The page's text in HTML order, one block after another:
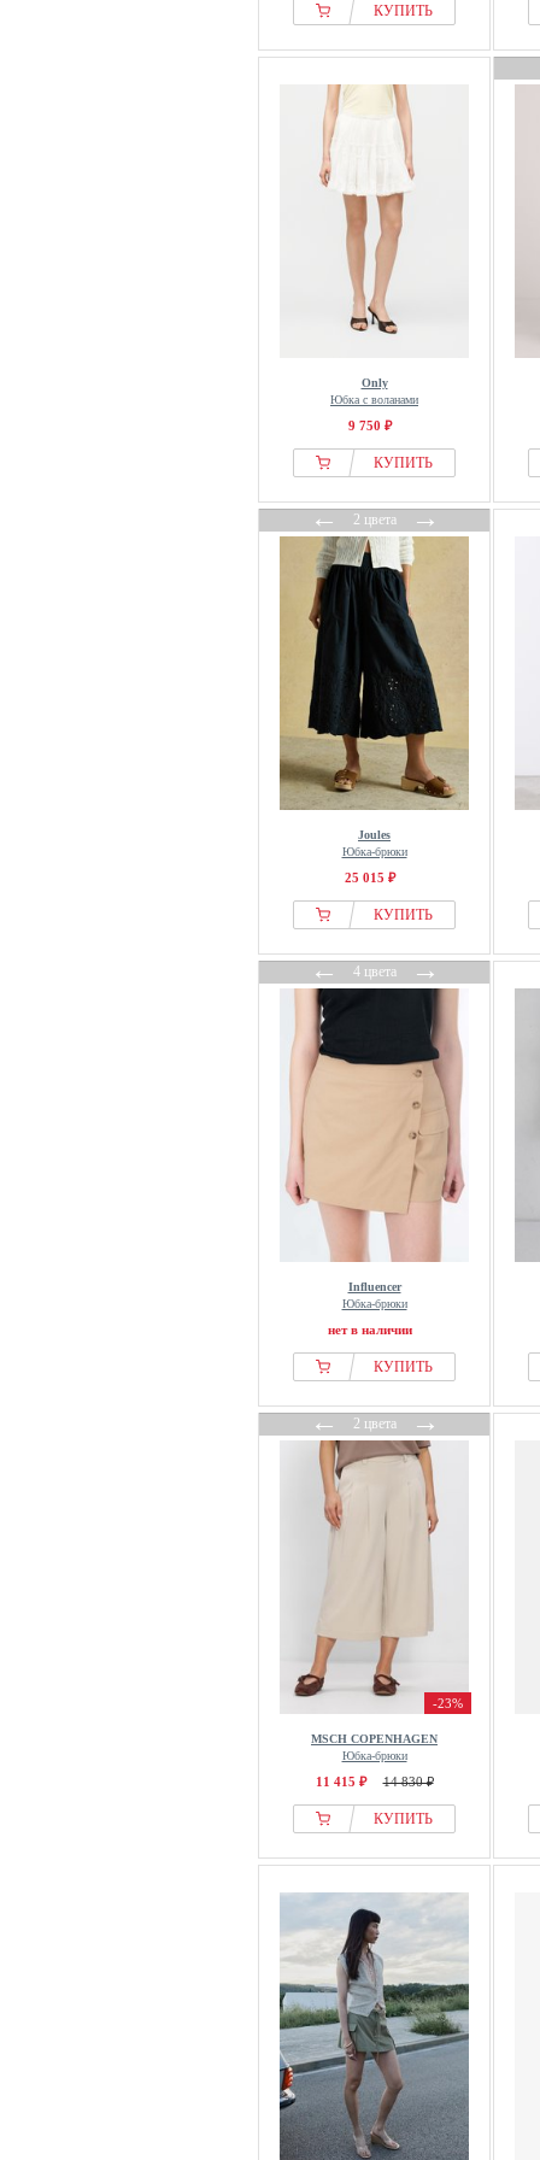
КУПИТЬ
Only
Юбка с воланами
9 750 ₽
КУПИТЬ
←2 цвета→
Joules
Юбка-брюки
25 015 ₽
КУПИТЬ
←4 цвета→
Influencer
Юбка-брюки
нет в наличии
КУПИТЬ
←2 цвета→
-23%
MSCH COPENHAGEN
Юбка-брюки
11 415 ₽ 14 830 ₽
КУПИТЬ